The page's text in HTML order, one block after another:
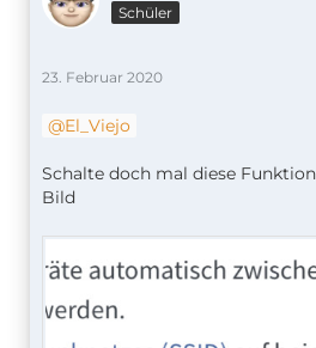
Schüler
23. Februar 2020
El_Viejo
Schalte doch mal diese
Bild